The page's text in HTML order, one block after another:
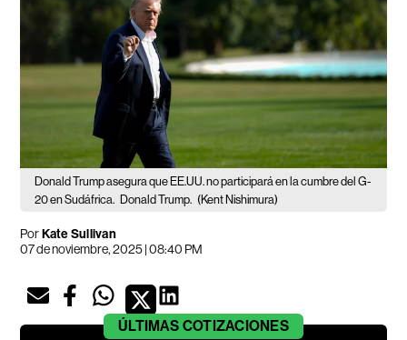
Donald Trump asegura que EE.UU. no participará en la cumbre del G-
20 en Sudáfrica. Donald Trump. (Kent Nishimura)
PorKate Sullivan
07 de noviembre, 2025 | 08:40 PM
ÚLTIMAS COTIZACIONES